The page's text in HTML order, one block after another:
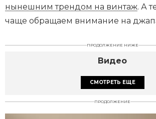
нынешним трендом на винтаж. А
чаще обращаем внимание на
ПРОДОЛЖЕНИЕ НИЖЕ
Видео
СМОТРЕТЬ ЕЩЕ
ПРОДОЛЖЕНИЕ